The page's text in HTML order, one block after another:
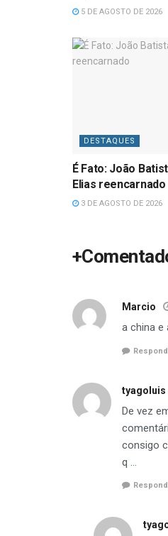
5 DE AGOSTO DE 2026
DESTAQUES
É Fato: João
Elias reencarnado
3 DE AGOSTO DE 2026
Marcio
a china e
tyagoluis
De vez
consigo
q …